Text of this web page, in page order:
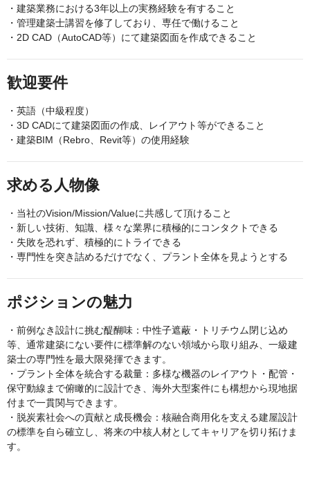
・建築業務における3年以上の実務経験を有すること
・管理建築士講習を修了しており、専任で働けること
・2D CAD（AutoCAD等）にて建築図面を作成できること
歓迎要件
・英語（中級程度）
・3D CADにて建築図面の作成、レイアウト等ができること
・建築BIM（Rebro、Revit等）の使用経験
求める人物像
・当社のVision/Mission/Valueに共感して頂けること
・新しい技術、知識、様々な業界に積極的にコンタクトできる
・失敗を恐れず、積極的にトライできる
・専門性を突き詰めるだけでなく、プラント全体を見ようとする
ポジションの魅力
・前例なき設計に挑む醍醐味：中性子遮蔽・トリチウム閉じ込め
等、通常建築にない要件に標準解のない領域から取り組み、一級建
築士の専門性を最大限発揮できます。
・プラント全体を統合する裁量：多様な機器のレイアウト・配管・
保守動線まで俯瞰的に設計でき、海外大型案件にも構想から現地据
付まで一貫関与できます。
・脱炭素社会への貢献と成長機会：核融合商用化を支える建屋設計
の標準を自ら確立し、将来の中核人材としてキャリアを切り拓けま
す。